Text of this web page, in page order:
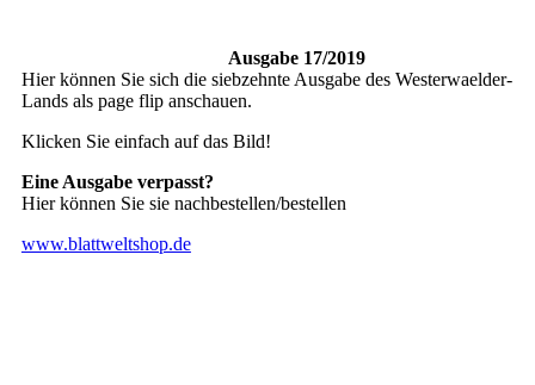
Ausgabe 17/2019
Hier können Sie sich die siebzehnte Ausgabe des Westerwaelder-
Lands als page flip anschauen.
Klicken Sie einfach auf das Bild!
Eine Ausgabe verpasst?
Hier können Sie sie nachbestellen/bestellen
www.blattweltshop.de